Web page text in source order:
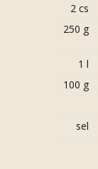
2 cs
250 g
1 l
100 g
sel